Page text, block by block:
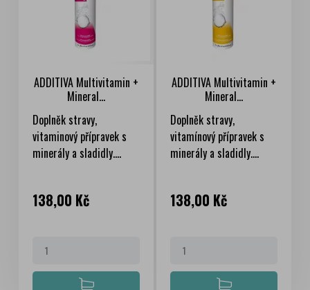
ADDITIVA Multivitamin +
Mineral...
Doplněk stravy,
vitaminový přípravek s
minerály a sladidly....
Cena
138,00 Kč
ADDITIVA Multivitamin +
Mineral...
Doplněk stravy,
vitamínový přípravek s
minerály a sladidly....
Cena
138,00 Kč